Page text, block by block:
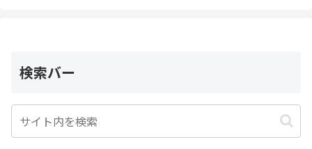
検索バー